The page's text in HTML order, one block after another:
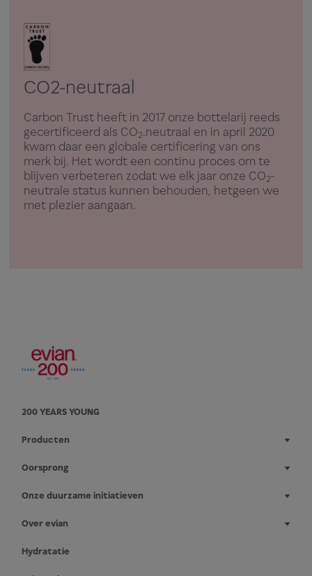
CO2-neutraal
Carbon Trust heeft in 2017 onze bottelarij reeds
gecertificeerd als CO2-neutraal en in april 2020
kwam daar een globale certificering van ons
merk bij. Het wordt een continu proces om te
blijven verbeteren zodat we elk jaar onze CO2-
neutrale status kunnen behouden, hetgeen we
met plezier aangaan.
200 YEARS YOUNG
Producten
Oorsprong
Onze duurzame initiatieven
Over evian
Hydratatie